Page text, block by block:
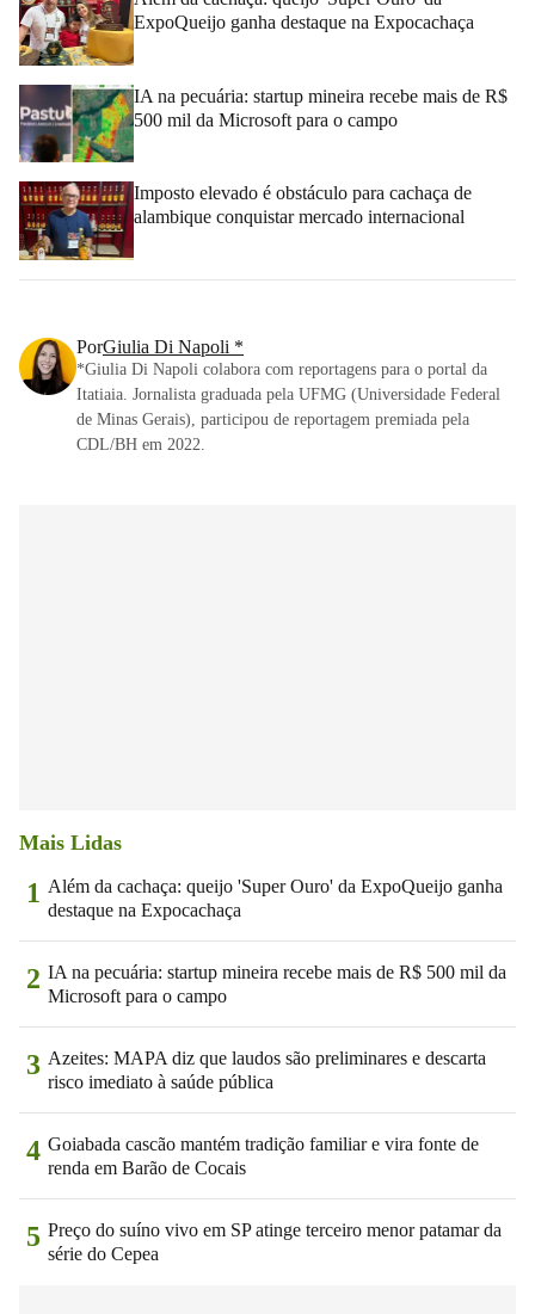
ExpoQueijo ganha destaque na Expocachaça
IA na pecuária: startup mineira recebe mais de R$
500 mil da Microsoft para o campo
Imposto elevado é obstáculo para cachaça de
alambique conquistar mercado internacional
PorGiulia Di Napoli *
*Giulia Di Napoli colabora com reportagens para o portal da
Itatiaia. Jornalista graduada pela UFMG (Universidade Federal
de Minas Gerais), participou de reportagem premiada pela
CDL/BH em 2022.
Mais Lidas
1 Além da cachaça: queijo 'Super Ouro' da ExpoQueijo ganha
destaque na Expocachaça
2 IA na pecuária: startup mineira recebe mais de R$ 500 mil da
Microsoft para o campo
3 Azeites: MAPA diz que laudos são preliminares e descarta
risco imediato à saúde pública
4 Goiabada cascão mantém tradição familiar e vira fonte de
renda em Barão de Cocais
5 Preço do suíno vivo em SP atinge terceiro menor patamar da
série do Cepea